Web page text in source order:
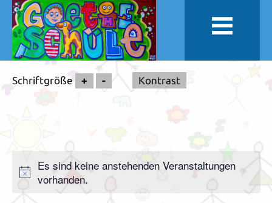
Schriftgröße + - Kontrast
Es sind keine anstehenden Veranstaltungen
vorhanden.